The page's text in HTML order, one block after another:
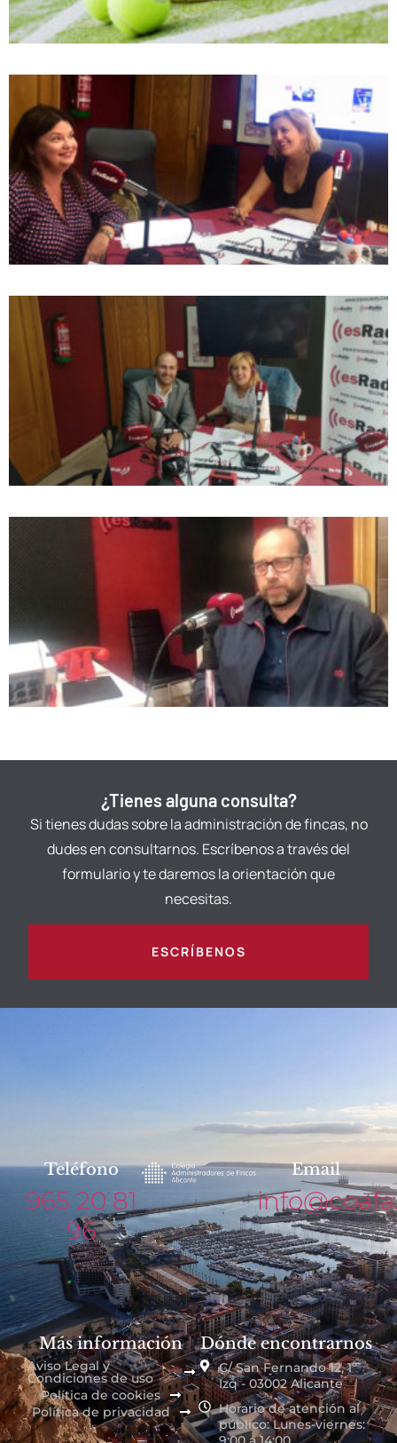
¿Tienes alguna consulta?
Si tienes dudas sobre la administración de fincas, no
dudes en consultarnos. Escríbenos a través del
formulario y te daremos la orientación que
necesitas.
ESCRÍBENOS
Teléfono
965 20 81
96
Email
Más información
Aviso Legal y
Condiciones de uso
Política de cookies
Política de privacidad
Dónde encontrarnos
C/ San Fernando 12, 1º
Izq - 03002 Alicante
Horario de atención al
público: Lunes-viernes: